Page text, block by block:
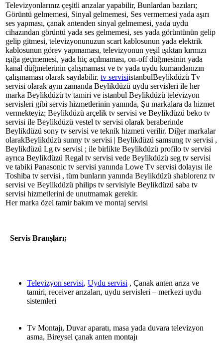
Televizyonlarınız çeşitli arızalar yapabilir, Bunlardan bazıları;
Görüntü gelmemesi, Sinyal gelmemesi, Ses vermemesi yada aşırı
ses yapması, çanak antenden sinyal gelmemesi, yada uydu
cihazından görüntü yada ses gelmemesi, ses yada görüntünün gelip
gelip gitmesi, televizyonunuzun scart kablosunun yada elektrik
kablosunun görev yapmaması, televizyonun yeşil ışıktan kırmızı
ışığa geçmemesi, yada hiç açılmaması, on-off düğmesinin yada
kanal düğmelerinin çalışmaması ve tv yada uydu kumandanızın
çalışmaması olarak sayılabilir. tv servisiistanbulBeylikdüzü Tv
servisi olarak aynı zamanda Beylikdüzü uydu servisleri ile her
marka Beylikdüzü tv tamiri ve istanbul Beylikdüzü televizyon
servisleri gibi servis hizmetlerinin yanında, Şu markalara da hizmet
vermekteyiz; Beylikdüzü arçelik tv servisi ve Beylikdüzü beko tv
servisi ile Beylikdüzü vestel tv servisi olarak beraberinde
Beylikdüzü sony tv servisi ve teknik hizmeti verilir. Diğer markalar
olarakBeylikdüzü sunny tv servisi | Beylikdüzü samsung tv servisi ,
Beylikdüzü Lg tv servisi ; ile birlikte Beylikdüzü profilo tv servisi
ayrıca Beylikdüzü Regal tv servisi vede Beylikdüzü seg tv servisi
ve tabiki Panasonic tv servisi yanında Lowe Tv servisi dolayısı ile
Toshiba tv servisi , tüm bunların yanında Beylikdüzü shablorenz tv
servisi ve Beylikdüzü philips tv servisiyle Beylikdüzü saba tv
servisi hizmetlerini de unutmamak gerekir.
Her marka özel tamir bakım ve montaj servisi
Servis Branşları;
Televizyon servisi, Uydu servisi , Çanak anten arıza ve
tamiri, receiver arızaları, uydu servisleri – merkezi uydu
sistemleri
Tv Montajı, Duvar aparatı, masa yada duvara televizyon
asma, Bireysel çanak anten montajı